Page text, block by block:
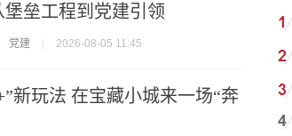
堡垒工程到党建引领
党建 2026-08-05 11:45
新玩法 在宝藏小城来一场“奔